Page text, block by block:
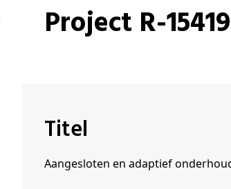
Project R-15419
Titel
Aangesloten en adaptief